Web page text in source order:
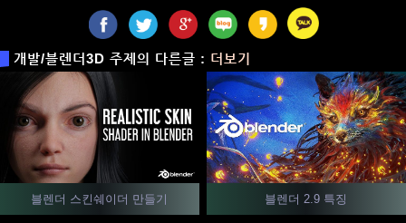
개발/블렌더3D 주제의 다른글 : 더보기
블렌더 스킨쉐이더 만들기 블렌더 2.9 특징